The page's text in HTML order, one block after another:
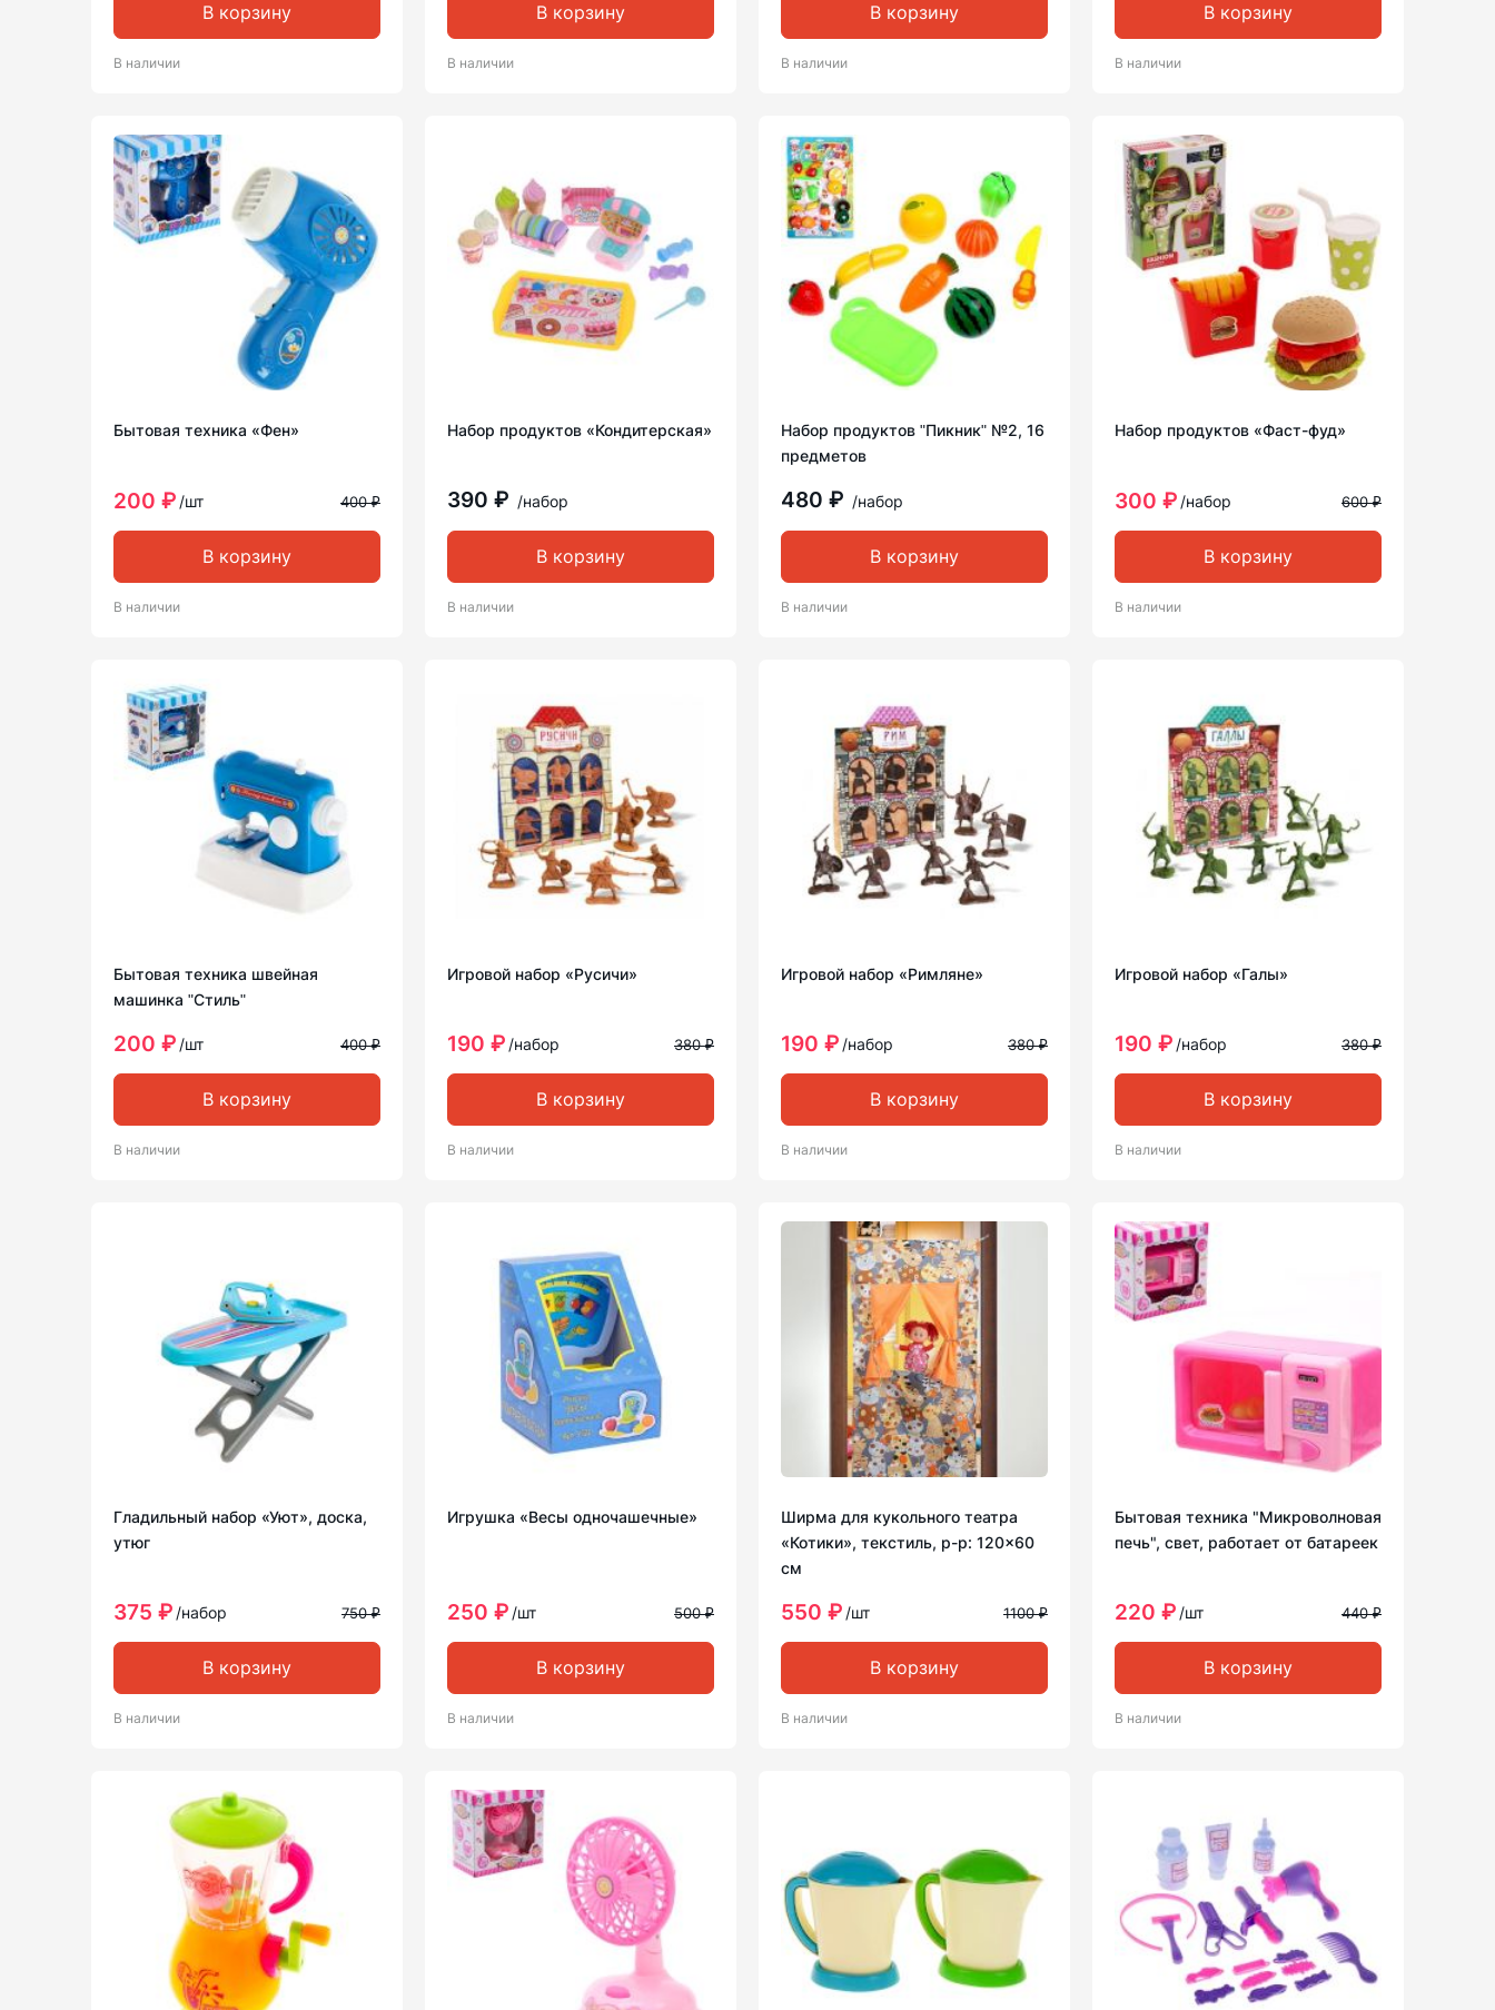
В корзину
В наличии
В корзину
В наличии
В корзину
В наличии
В корзину
В наличии
Бытовая техника «Фен»
200 ₽ /шт 400 ₽
В корзину
В наличии
Набор продуктов «Кондитерская»
390 ₽ /набор
В корзину
В наличии
Набор продуктов ʺПикникʺ №2, 16
предметов
480 ₽ /набор
В корзину
В наличии
Набор продуктов «Фаст-фуд»
300 ₽ /набор 600 ₽
В корзину
В наличии
Бытовая техника швейная
машинка ʺСтильʺ
200 ₽ /шт 400 ₽
В корзину
В наличии
Игровой набор «Русичи»
190 ₽ /набор 380 ₽
В корзину
В наличии
Игровой набор «Римляне»
190 ₽ /набор 380 ₽
В корзину
В наличии
Игровой набор «Галы»
190 ₽ /набор 380 ₽
В корзину
В наличии
Гладильный набор «Уют», доска,
утюг
375 ₽ /набор 750 ₽
В корзину
В наличии
Игрушка «Весы одночашечные»
250 ₽ /шт 500 ₽
В корзину
В наличии
Ширма для кукольного театра
«Котики», текстиль, р-р: 120×60
см
550 ₽ /шт 1100 ₽
В корзину
В наличии
Бытовая техника "Микроволновая
печь", свет, работает от батареек
220 ₽ /шт 440 ₽
В корзину
В наличии